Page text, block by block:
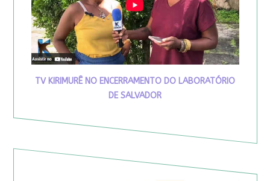
TV KIRIMURÊ NO ENCERRAMENTO DO LABORATÓRIO
DE SALVADOR